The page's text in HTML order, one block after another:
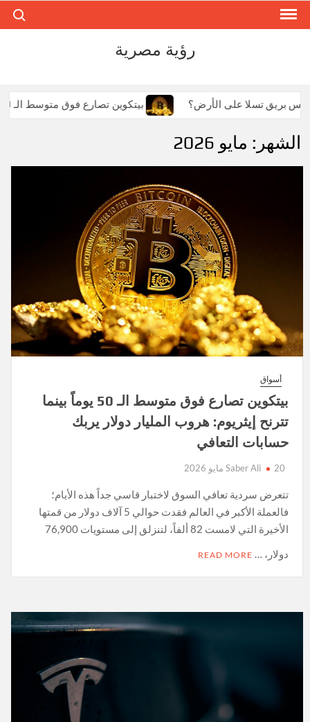
Skip
for:
رؤية مصرية
بيتكوين تصارع فوق متوسط الـ 50 يوماً بينما تترنح إيثريوم: هروب المليار دولار يربك حسابات إكس بريق تسلا على الأرض؟
الشهر: مايو 2026
أسواق
بيتكوين تصارع فوق متوسط الـ 50 يوماً بينما
تترنح إيثريوم: هروب المليار دولار يربك
حسابات التعافي
Saber Ali 20 مايو 2026
تتعرض سردية تعافي السوق لاختبار قاسي جداً هذه الأيام؛
فالعملة الأكبر في العالم فقدت حوالي 5 آلاف دولار من قمتها
الأخيرة التي لامست 82 ألفاً، لتنزلق إلى مستويات 76,900
دولار، … READ MORE